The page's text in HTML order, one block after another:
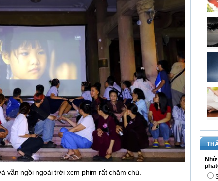
vẫn ngồi ngoài trời xem phim rất chăm chú.
Nhờ